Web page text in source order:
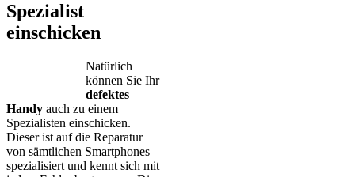
Spezialist
einschicken
Natürlich
können Sie Ihr
defektes
Handy auch zu einem
Spezialisten einschicken.
Dieser ist auf die Reparatur
von sämtlichen Smartphones
spezialisiert und kennt sich mit